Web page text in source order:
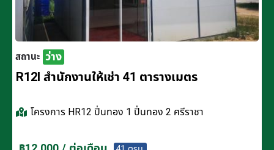
สถานะ ว่าง
R12I สำนักงานให้เช่า 41 ตารางเมตร
โครงการ HR12 ปิ่นทอง 1 ปิ่นทอง 2 ศรีราชา